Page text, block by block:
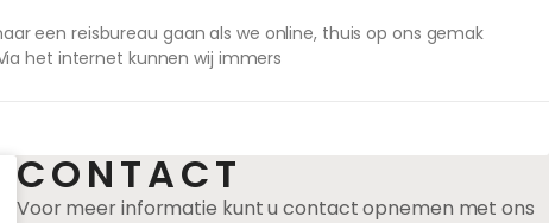
een reisbureau gaan als we online, thuis op ons gemak
het internet kunnen wij immers
CONTACT
Voor meer informatie kunt u contact opnemen met ons